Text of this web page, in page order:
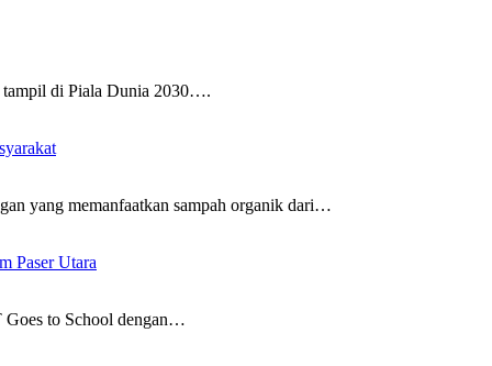
tampil di Piala Dunia 2030….
yang memanfaatkan sampah organik dari…
Paser Utara
to School dengan…